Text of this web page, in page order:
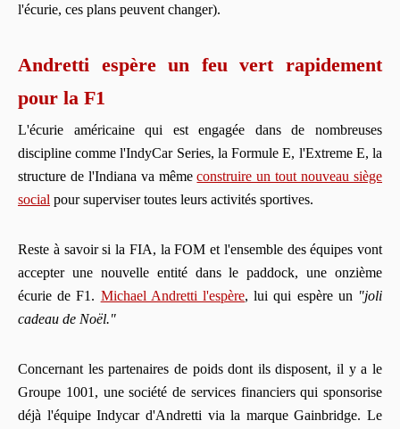
l'écurie, ces plans peuvent changer).
Andretti espère un feu vert rapidement
pour la F1
L'écurie américaine qui est engagée dans de nombreuses
discipline comme l'IndyCar Series, la Formule E, l'Extreme E, la
structure de l'Indiana va mêmeconstruire un tout nouveau siège
social pour superviser toutes leurs activités sportives.
Reste à savoir si la FIA, la FOM et l'ensemble des équipes vont
accepter une nouvelle entité dans le paddock, une onzième
écurie de F1. Michael Andretti l'espère, lui qui espère un "joli
cadeau de Noël."
Concernant les partenaires de poids dont ils disposent, il y a le
Groupe 1001, une société de services financiers qui sponsorise
déjà l'équipe Indycar d'Andretti via la marque Gainbridge. Le